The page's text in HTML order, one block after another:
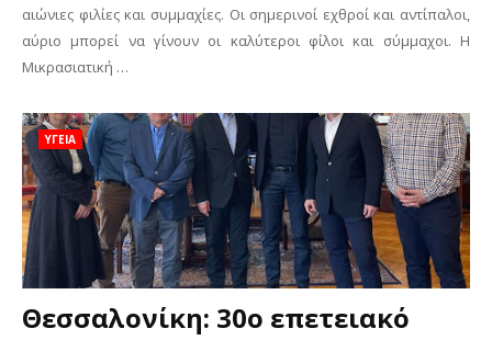
αιώνιες φιλίες και συμμαχίες. Οι σημερινοί εχθροί και αντίπαλοι,
αύριο μπορεί να γίνουν οι καλύτεροι φίλοι και σύμμαχοι. Η
Μικρασιατική …
ΥΓΕΙΑ
Θεσσαλονίκη: 30ο επετειακό